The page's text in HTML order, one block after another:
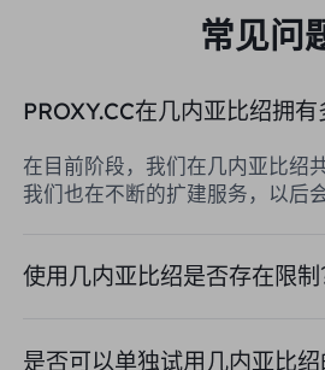
常见问
PROXY.CC在几内亚比绍拥有
在目前阶段，我们在几内亚比绍
我们也在不断的扩建服务，以后
使用几内亚比绍是否存在限制
是否可以单独试用几内亚比绍